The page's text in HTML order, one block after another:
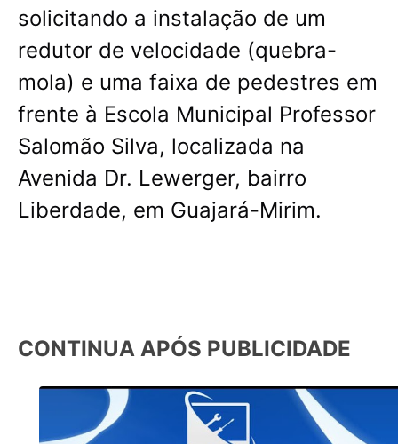
solicitando a instalação de um
redutor de velocidade (quebra-
mola) e uma faixa de pedestres em
frente à Escola Municipal Professor
Salomão Silva, localizada na
Avenida Dr. Lewerger, bairro
Liberdade, em Guajará-Mirim.
CONTINUA APÓS PUBLICIDADE